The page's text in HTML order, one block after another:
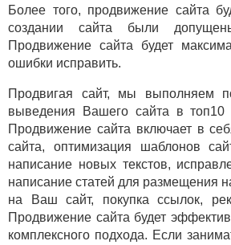
Более того, продвижение сайта
создании сайта были
Продвижение сайта будет
ошибки исправить.
Продвигая сайт, мы выполняем
выведения Вашего сайта в топ10
Продвижение сайта включает в
сайта, оптимизация шаблонов
написание новых текстов,
написание статей для размещения
на Ваш сайт, покупка ссылок,
Продвижение сайта будет
комплексного подхода. Если